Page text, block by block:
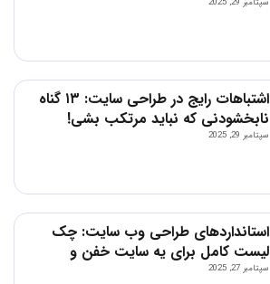
برای کسب‌وکارت!
اشتباهات رایج در طراحی سایت: ۱۳ گناه
نابخشودنی که نباید مرتکب بشی!
سپتامبر 29, 2025
استانداردهای طراحی وب سایت: چک‌
لیست کامل برای یه سایت خفن و
پرمخاطب!
سپتامبر 27, 2025